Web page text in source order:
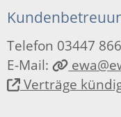
Telefon 03447
E-Mail:
Verträge